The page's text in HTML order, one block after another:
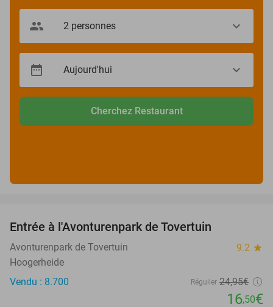
Cherchez Restaurant
Entrée à l'Avonturenpark de Tovertuin
Avonturenpark de Tovertuin 9.2 star
Hoogerheide
Vendu : 8.700
Régulier 24,95€
16,50€